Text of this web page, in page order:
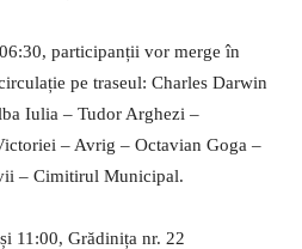
participanții vor merge în
pe traseul: Charles Darwin
Iulia – Tudor Arghezi –
– Avrig – Octavian Goga –
– Cimitirul Municipal.
11:00, Grădinița nr. 22